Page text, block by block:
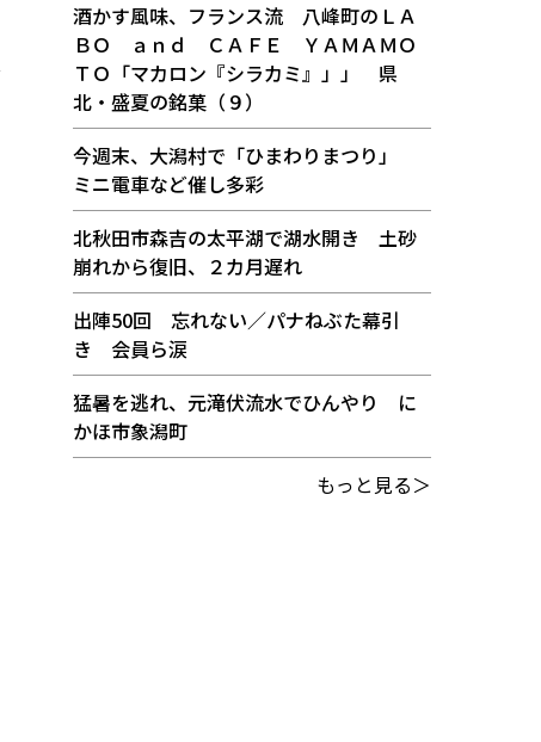
酒かす風味、フランス流 八峰町のＬＡ
ＢＯ ａｎｄ ＣＡＦＥ ＹＡＭＡＭＯ
ＴＯ「マカロン『シラカミ』」」 県
北・盛夏の銘菓（９）
今週末、大潟村で「ひまわりまつり」
ミニ電車など催し多彩
北秋田市森吉の太平湖で湖水開き 土砂
崩れから復旧、２カ月遅れ
出陣50回 忘れない／パナねぶた幕引
き 会員ら涙
猛暑を逃れ、元滝伏流水でひんやり に
かほ市象潟町
もっと見る＞